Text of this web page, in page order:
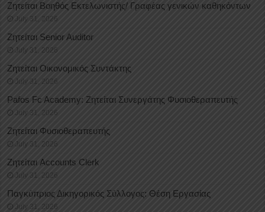
Ζητείται Βοηθός Εκτελωνιστής/ Γραφέας γενικών καθηκόντων
July 31, 2026
Ζητείται Senior Auditor
July 31, 2026
Ζητείται Οικονομικός Συντάκτης
July 31, 2026
Pafos Fc Academy: Ζητείται Συνεργάτης Φυσιοθεραπευτής
July 31, 2026
Ζητείται Φυσιοθεραπευτής
July 31, 2026
Ζητείται Accounts Clerk
July 31, 2026
Παγκύπριος Δικηγορικός Σύλλογος: Θέση Εργασίας
July 31, 2026